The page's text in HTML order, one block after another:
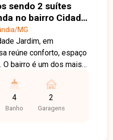
sendo 2 suítes
no bairro Cidade
MG
MG
Jardim, em
reúne conforto, espaço
bairro é um dos mais
principais vias, ampla
serviços, escolas e
praticidade e
4
Banho
2
Garagens